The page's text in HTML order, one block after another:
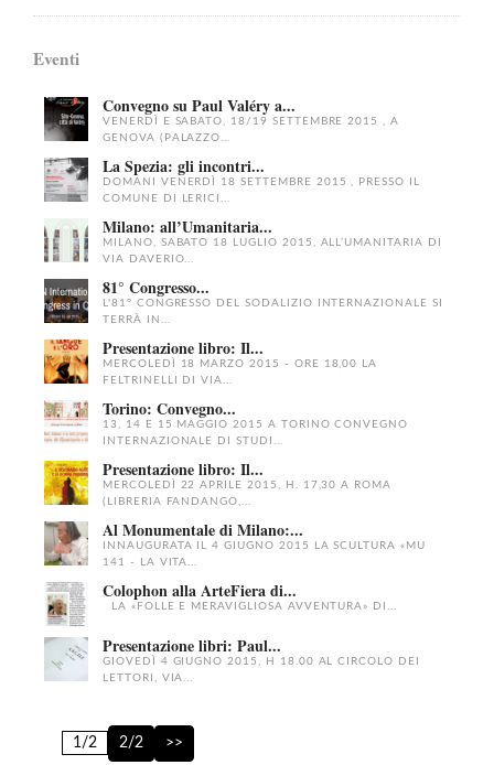
Eventi
Convegno su Paul Valéry a...
VENERDÌ E SABATO, 18/19 SETTEMBRE 2015 , A
GENOVA (PALAZZO...
La Spezia: gli incontri...
DOMANI VENERDÌ 18 SETTEMBRE 2015 , PRESSO IL
COMUNE DI LERICI...
Milano: all’Umanitaria...
MILANO, SABATO 18 LUGLIO 2015, ALL’UMANITARIA DI
VIA DAVERIO...
81° Congresso...
L'81° CONGRESSO DEL SODALIZIO INTERNAZIONALE SI
TERRÀ IN...
Presentazione libro: Il...
MERCOLEDÌ 18 MARZO 2015 - ORE 18,00 LA
FELTRINELLI DI VIA...
Torino: Convegno...
13, 14 E 15 MAGGIO 2015 A TORINO CONVEGNO
INTERNAZIONALE DI STUDI...
Presentazione libro: Il...
MERCOLEDÌ 22 APRILE 2015, H. 17,30 A ROMA
(LIBRERIA FANDANGO,...
Al Monumentale di Milano:...
INNAUGURATA IL 4 GIUGNO 2015 LA SCULTURA «MU
141 - LA VITA...
Colophon alla ArteFiera di...
LA «FOLLE E MERAVIGLIOSA AVVENTURA» DI...
Presentazione libri: Paul...
GIOVEDÌ 4 GIUGNO 2015, H 18.00 AL CIRCOLO DEI
LETTORI, VIA...
1/2 2/2 >>